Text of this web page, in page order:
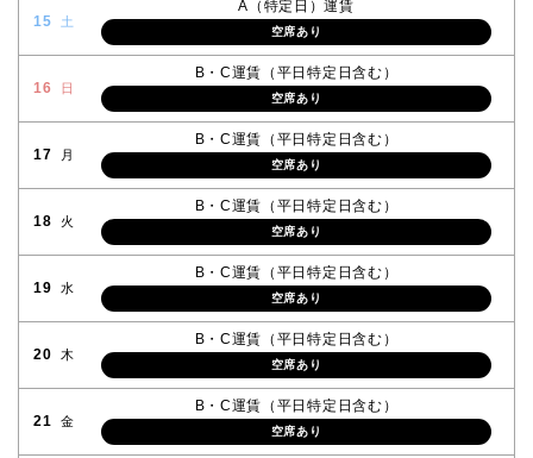
15 土
A（特定日）運賃
空席あり
16 日
B・C運賃（平日特定日含む）
空席あり
17 月
B・C運賃（平日特定日含む）
空席あり
18 火
B・C運賃（平日特定日含む）
空席あり
19 水
B・C運賃（平日特定日含む）
空席あり
20 木
B・C運賃（平日特定日含む）
空席あり
21 金
B・C運賃（平日特定日含む）
空席あり